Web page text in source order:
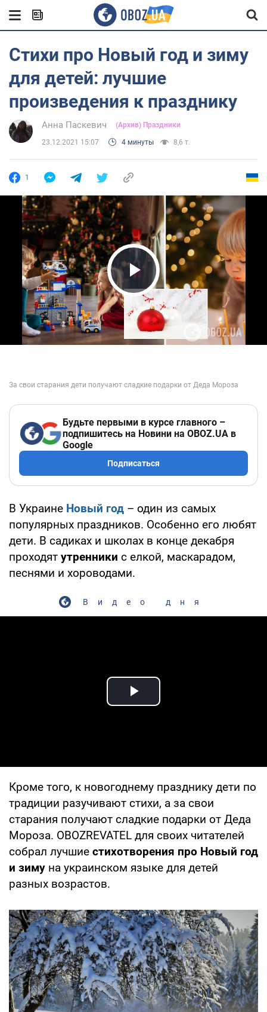
Стихи про Новый год и зиму
для детей: лучшие
произведения к празднику
Анна Паскевич (Архив) Праздники
23.12.2021 15:07 4 минуты 8,6 т.
1
Play Video
Будьте первыми в курсе главного –
подпишитесь на Новини на OBOZ.UA в
Google
Подписаться
В Украине Новый год – один из самых
популярных праздников. Особенно его любят
дети. В садиках и школах в конце декабря
проходят утренники с елкой, маскарадом,
песнями и хороводами.
Видео дня
Play Video
Кроме того, к новогоднему празднику дети по
традиции разучивают стихи, а за свои
старания получают сладкие подарки от Деда
Мороза. OBOZREVATEL для своих читателей
собрал лучшие стихотворения про Новый год
и зиму на украинском языке для детей
разных возрастов.